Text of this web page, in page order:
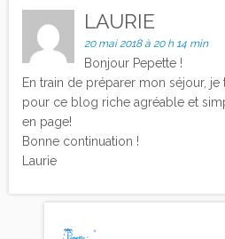
LAURIE
20 mai 2018 à 20 h 14 min
Bonjour Pepette !
En train de préparer mon séjour,
pour ce blog riche agréable et
en page!
Bonne continuation !
Laurie